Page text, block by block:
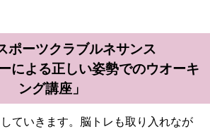
ーツクラブルネサンス
による正しい姿勢でのウオーキ
ング講座」
ていきます。脳トレも取り入れなが